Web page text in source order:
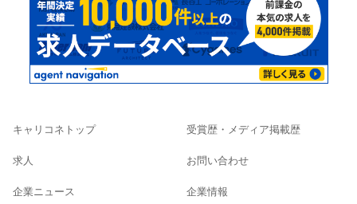
キャリコネトップ
求人
企業ニュース
受賞歴・メディア掲載歴
お問い合わせ
企業情報